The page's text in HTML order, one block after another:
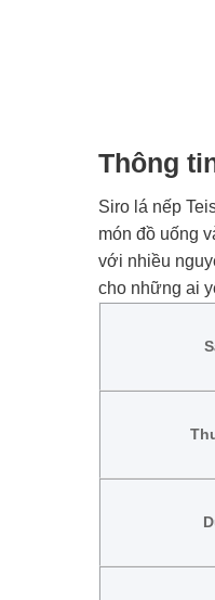
Thông
Siro lá nếp
món đồ uống
với nhiều
cho những ai